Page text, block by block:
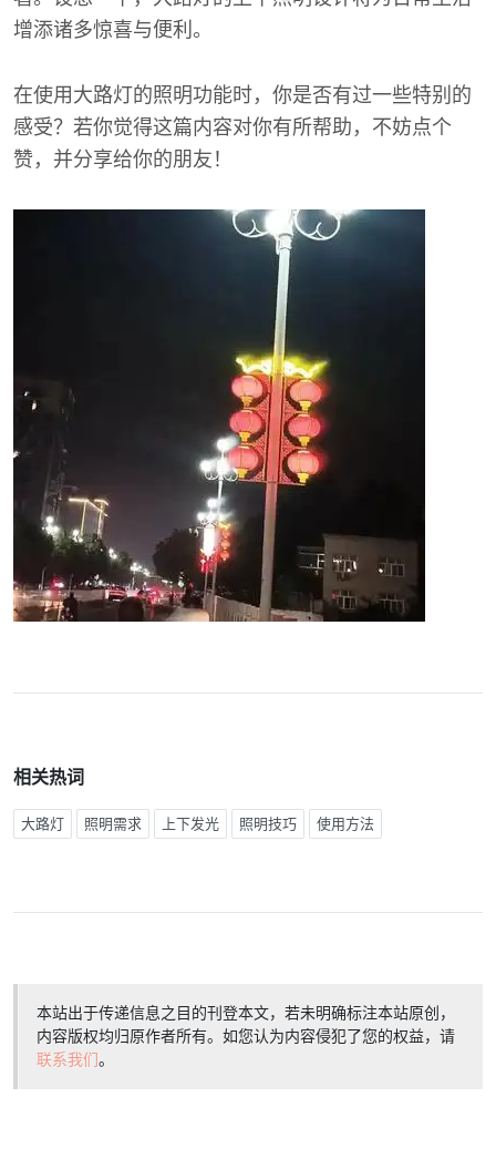
增添诸多惊喜与便利。
在使用大路灯的照明功能时，你是否有过一些特别的
感受？若你觉得这篇内容对你有所帮助，不妨点个
赞，并分享给你的朋友！
相关热词
大路灯 照明需求 上下发光 照明技巧 使用方法
本站出于传递信息之目的刊登本文，若未明确标注本站原创，
内容版权均归原作者所有。如您认为内容侵犯了您的权益，请
联系我们。